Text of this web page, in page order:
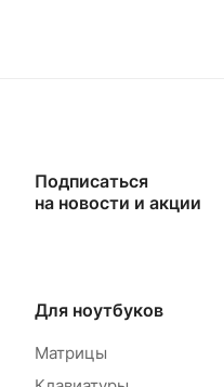
Подписаться
на новости и акции
Для ноутбуков
Матрицы